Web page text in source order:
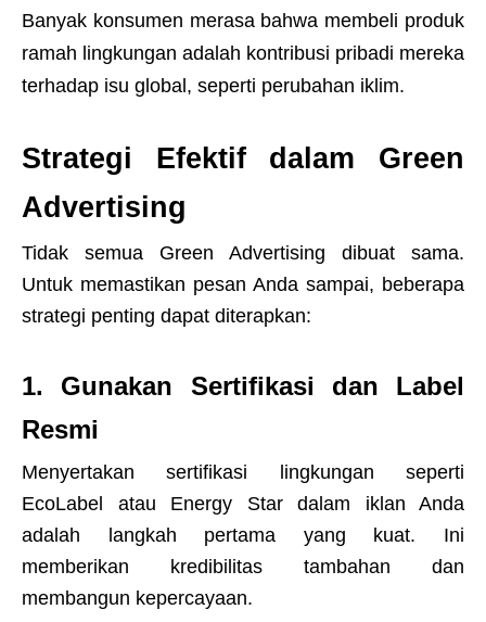
Banyak konsumen merasa bahwa membeli produk
ramah lingkungan adalah kontribusi pribadi mereka
terhadap isu global, seperti perubahan iklim.
Strategi Efektif dalam Green
Advertising
Tidak semua Green Advertising dibuat sama.
Untuk memastikan pesan Anda sampai, beberapa
strategi penting dapat diterapkan:
1. Gunakan Sertifikasi dan Label
Resmi
Menyertakan sertifikasi lingkungan seperti
EcoLabel atau Energy Star dalam iklan Anda
adalah langkah pertama yang kuat. Ini
memberikan kredibilitas tambahan dan
membangun kepercayaan.